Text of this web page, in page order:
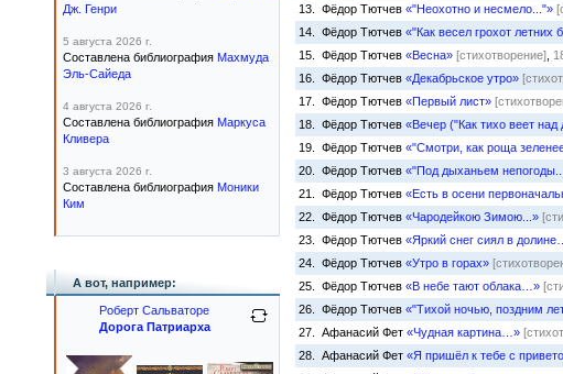
13. Фёдор Тютчев «"Неохотно и несмело..."»
14. Фёдор Тютчев «"Как весел грохот летних
15. Фёдор Тютчев «Весна» [стихотворение]
16. Фёдор Тютчев «Декабрьское утро»
17. Фёдор Тютчев «Первый лист»
18. Фёдор Тютчев «Вечер ("Как тихо веет над
19. Фёдор Тютчев «"Смотри, как роща
20. Фёдор Тютчев «"Под дыханьем
21. Фёдор Тютчев «Есть в осени
22. Фёдор Тютчев «Чародейкою Зимою...»
23. Фёдор Тютчев «Яркий снег сиял в
24. Фёдор Тютчев «Утро в горах»
25. Фёдор Тютчев «В небе тают облака…»
26. Фёдор Тютчев «"Тихой ночью, поздним
27. Афанасий Фет «Чудная картина…»
28. Афанасий Фет «Я пришёл к тебе с
Дж. Генри
5 августа 2026 г.
Составлена библиография Махмуда
Эль-Сайеда
4 августа 2026 г.
Составлена библиография Маркуса
Кливера
3 августа 2026 г.
Составлена библиография Моники
Ким
А вот, например:
Роберт Сальваторе
Дорога Патриарха